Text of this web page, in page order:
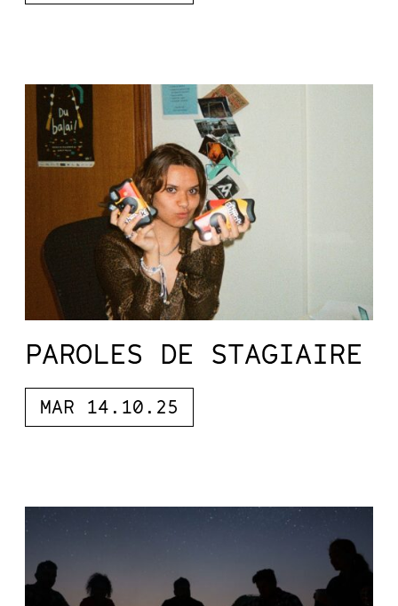
PAROLES DE STAGIAIRE
MAR 14.10.25